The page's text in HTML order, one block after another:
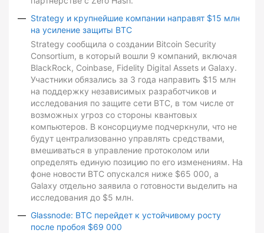
Strategy и крупнейшие компании направят $15 млн
на усиление защиты BTC
Strategy сообщила о создании Bitcoin Security
Consortium, в который вошли 9 компаний, включая
BlackRock, Coinbase, Fidelity Digital Assets и Galaxy.
Участники обязались за 3 года направить $15 млн
на поддержку независимых разработчиков и
исследования по защите сети BTC, в том числе от
возможных угроз со стороны квантовых
компьютеров. В консорциуме подчеркнули, что не
будут централизованно управлять средствами,
вмешиваться в управление протоколом или
определять единую позицию по его изменениям. На
фоне новости BTC опускался ниже $65 000, а
Galaxy отдельно заявила о готовности выделить на
исследования до $5 млн.
Glassnode: BTC перейдет к устойчивому росту
после пробоя $69 000